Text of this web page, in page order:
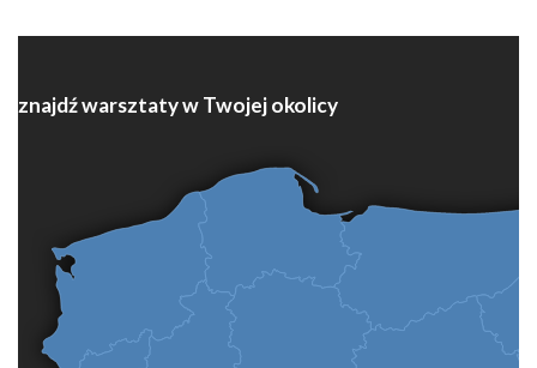
znajdź warsztaty w Twojej okolicy